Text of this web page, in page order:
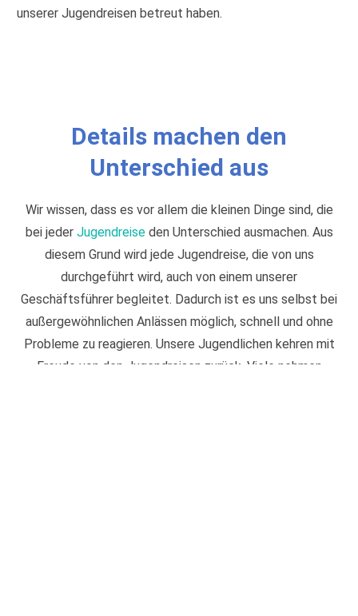
unserer Jugendreisen betreut haben.
Details machen den
Unterschied aus
Wir wissen, dass es vor allem die kleinen Dinge sind, die
bei jeder Jugendreiseden Unterschied ausmachen. Aus
diesem Grund wird jede Jugendreise, die von uns
durchgeführt wird, auch von einem unserer
Geschäftsführer begleitet. Dadurch ist es uns selbst bei
außergewöhnlichen Anlässen möglich, schnell und ohne
Probleme zu reagieren. Unsere Jugendlichen kehren mit
Freude von den Jugendreisen zurück. Viele nehmen